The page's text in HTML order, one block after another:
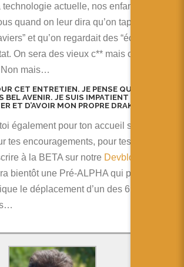
actuelle, nos enfant se
quand on leur dira qu’on tapait des
et qu’on regardait des “écrans”
On sera des vieux c** mais on sera
Non mais…
CET ENTRETIEN. JE PENSE QUE JEU EST
BEL AVENIR. JE SUIS IMPATIENT DE
ET D’AVOIR MON PROPRE DRAKO.
également pour ton accueil sur votre
tes encouragements, pour tester c’est
à la BETA sur notre Devblog
bientôt une Pré-ALPHA qui permettra
le déplacement d’un des 6 Drako et